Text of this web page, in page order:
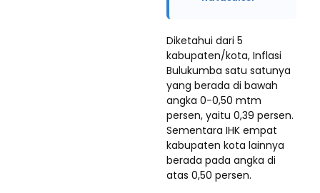
Diketahui dari 5
kabupaten/kota, Inflasi
Bulukumba satu satunya
yang berada di bawah
angka 0-0,50 mtm
persen, yaitu 0,39 persen.
Sementara IHK empat
kabupaten kota lainnya
berada pada angka di
atas 0,50 persen.